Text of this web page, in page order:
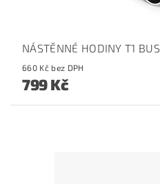
NÁSTĚNNÉ HODINY T1 BUS
660 Kč bez DPH
799 Kč